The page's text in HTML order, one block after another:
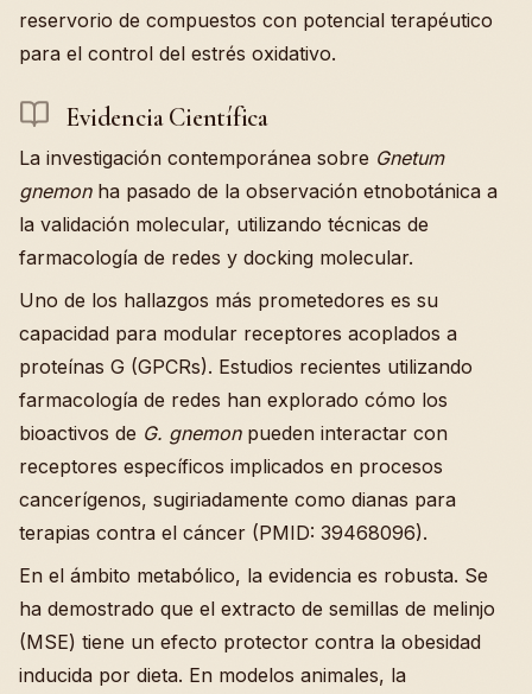
reservorio de compuestos con potencial terapéutico
para el control del estrés oxidativo.
Evidencia Científica
La investigación contemporánea sobre Gnetum
gnemonha pasado de la observación etnobotánica a
la validación molecular, utilizando técnicas de
farmacología de redes y docking molecular.
Uno de los hallazgos más prometedores es su
capacidad para modular receptores acoplados a
proteínas G (GPCRs). Estudios recientes utilizando
farmacología de redes han explorado cómo los
bioactivos de G. gnemonpueden interactar con
receptores específicos implicados en procesos
cancerígenos, sugiriadamente como dianas para
terapias contra el cáncer (PMID: 39468096).
En el ámbito metabólico, la evidencia es robusta. Se
ha demostrado que el extracto de semillas de melinjo
(MSE) tiene un efecto protector contra la obesidad
inducida por dieta. En modelos animales, la